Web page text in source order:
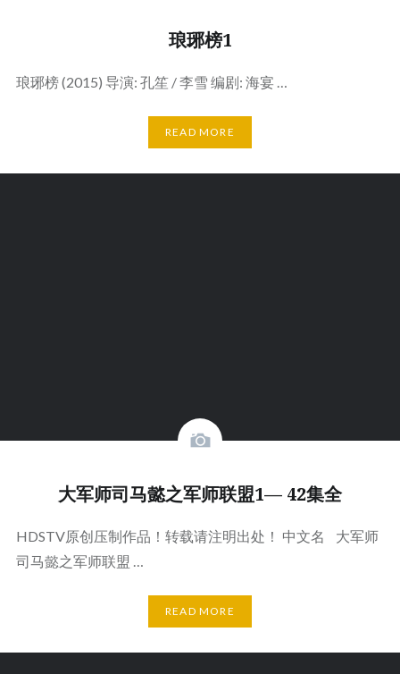
琅琊榜1
琅琊榜 (2015) 导演: 孔笙 / 李雪 编剧: 海宴 …
READ MORE
大军师司马懿之军师联盟1— 42集全
HDSTV原创压制作品！转载请注明出处！ 中文名 大军师
司马懿之军师联盟 …
READ MORE